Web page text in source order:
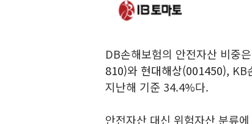
DB손해보험의 안전자산 비중
810)와 현대해상(001450), KB
지난해 기준 34.4%다.
안전자산 대신 위험자산 분류